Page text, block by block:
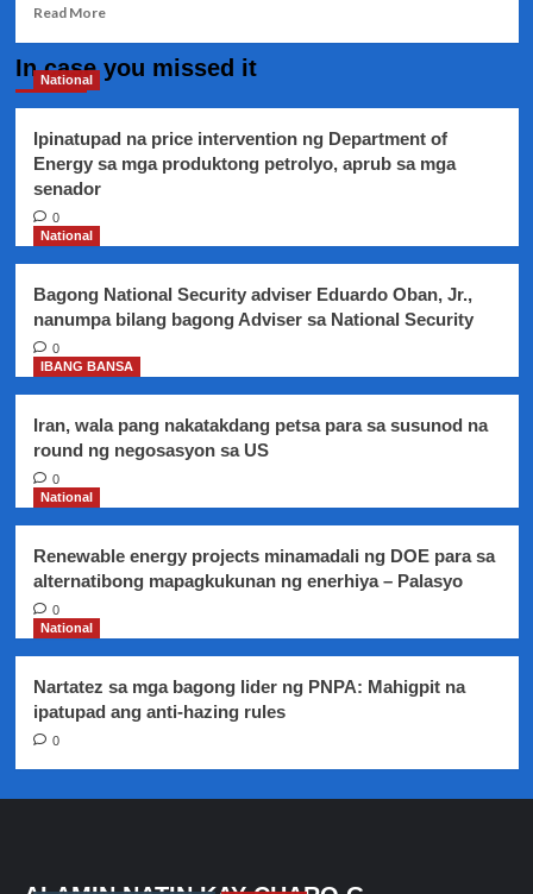
Read MoreRead
Pangulong
ang
biyahe
mga
biktima
lindol
at
personal
na
sa
Indonesian
government
In case you missed it
National
Ipinatupad na price intervention ng Department of
Energy sa mga produktong petrolyo, aprub sa mga
senador
0
National
Bagong National Security adviser Eduardo Oban, Jr.,
nanumpa bilang bagong Adviser sa National Security
0
IBANG BANSA
Iran, wala pang nakatakdang petsa para sa susunod na
round ng negosasyon sa US
0
National
Renewable energy projects minamadali ng DOE para sa
alternatibong mapagkukunan ng enerhiya – Palasyo
0
National
Nartatez sa mga bagong lider ng PNPA: Mahigpit na
ipatupad ang anti-hazing rules
0